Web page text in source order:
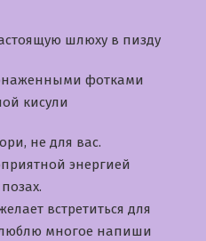
шлюху в пизду
фотками
кисули
не для вас.
энергией
встретиться для
многое напиши